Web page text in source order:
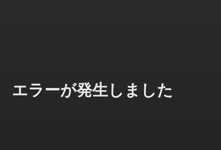
エラーが発生しました